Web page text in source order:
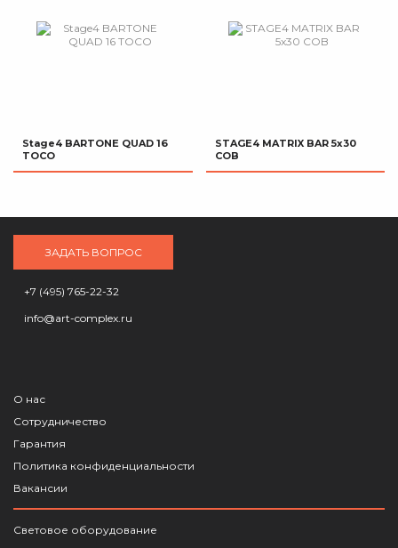
Stage4 BARTONE QUAD 16
TOCO
STAGE4 MATRIX BAR 5x30
COB
ЗАДАТЬ ВОПРОС
+7 (495) 765-22-32
info@art-complex.ru
О нас
Сотрудничество
Гарантия
Политика конфиденциальности
Вакансии
Световое оборудование